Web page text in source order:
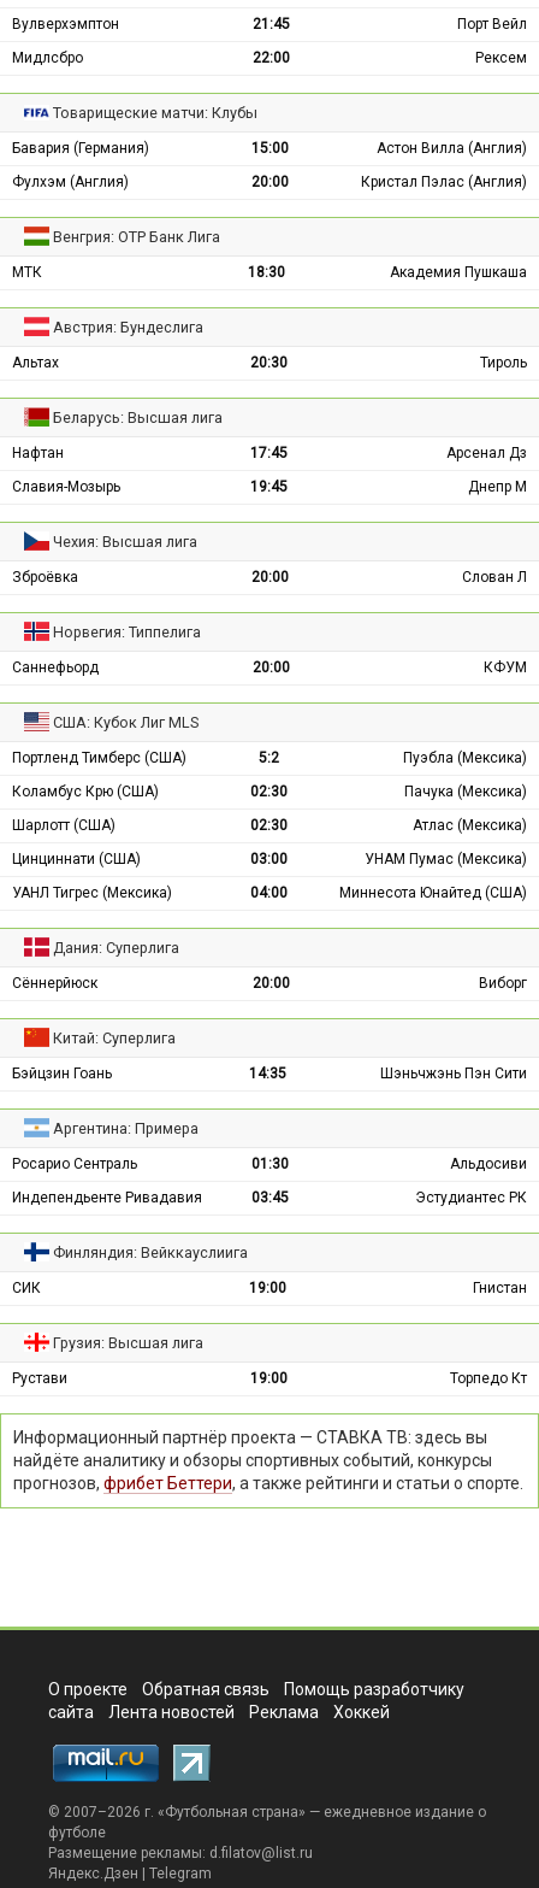
Вулверхэмптон
21:45
Порт Вейл
Мидлсбро
22:00 Рексем
Товарищеские матчи: Клубы
Бавария (Германия) 15:00
Астон Вилла (Англия)
Фулхэм (Англия)
20:00 Кристал Пэлас (Англия)
Венгрия: ОТР Банк Лига
МТК 18:30 Академия Пушкаша
Австрия: Бундеслига
Альтах 20:30 Тироль
Беларусь: Высшая лига
Нафтан 17:45
Арсенал Дз
Славия-Мозырь
19:45 Днепр М
Чехия: Высшая лига
Зброёвка 20:00 Слован Л
Норвегия: Типпелига
Саннефьорд 20:00 КФУМ
США: Кубок Лиг MLS
Портленд Тимберс (США) 5:2
Пуэбла (Мексика)
Коламбус Крю (США)
02:30
Пачука (Мексика)
Шарлотт (США)
02:30
Атлас (Мексика)
Цинциннати (США)
03:00
УНАМ Пумас (Мексика)
УАНЛ Тигрес (Мексика)
04:00 Миннесота Юнайтед (США)
Дания: Суперлига
Сённерйюск 20:00 Виборг
Китай: Суперлига
Бэйцзин Гоань 14:35 Шэньчжэнь Пэн Сити
Аргентина: Примера
Росарио Сентраль 01:30
Альдосиви
Индепендьенте Ривадавия
03:45 Эстудиантес РК
Финляндия: Вейккауслиига
СИК 19:00 Гнистан
Грузия: Высшая лига
Рустави 19:00 Торпедо Кт
Информационный партнёр проекта — СТАВКА ТВ: здесь вы
найдёте аналитику и обзоры спортивных событий, конкурсы
прогнозов, фрибет Беттери, а также рейтинги и статьи о спорте.
О проекте Обратная связь
Помощь разработчику
сайта
Лента новостей Реклама Хоккей
© 2007–2026 г. «Футбольная страна» — ежедневное издание о
футболе
Размещение рекламы: d.filatov@list.ru
Яндекс.Дзен | Telegram